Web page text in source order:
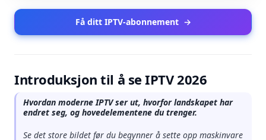
Få ditt IPTV-abonnement →
Introduksjon til å se IPTV 2026
Hvordan moderne IPTV ser ut, hvorfor landskapet har
endret seg, og hovedelementene du trenger.
Se det store bildet før du begynner å sette opp maskinvare